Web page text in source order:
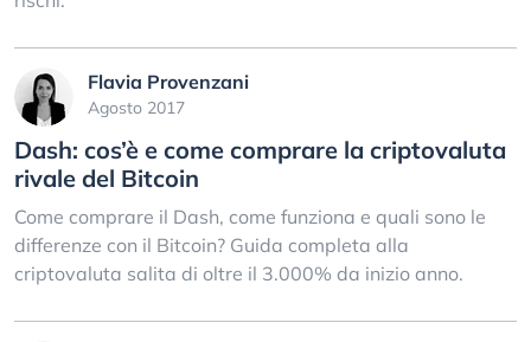
Flavia Provenzani
Agosto 2017
Dash: cos’è e come comprare la criptovaluta
rivale del Bitcoin
Come comprare il Dash, come funziona e quali sono le
differenze con il Bitcoin? Guida completa alla
criptovaluta salita di oltre il 3.000% da inizio anno.